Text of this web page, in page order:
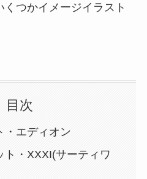
つかイメージイラスト
目次
・エディオン
ト・XXXI(サーティワ